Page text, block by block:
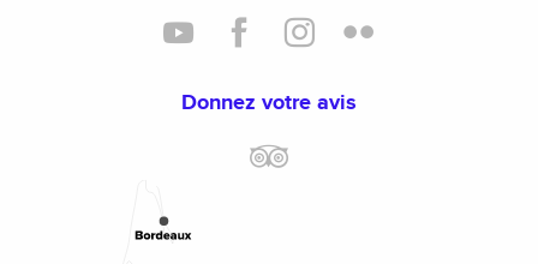
Donnez votre avis